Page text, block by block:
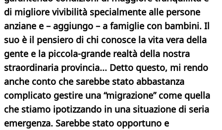
di migliore vivibilità specialmente alle persone
anziane e – aggiungo – a famiglie con bambini. Il
suo è il pensiero di chi conosce la vita vera della
gente e la piccola-grande realtà della nostra
straordinaria provincia... Detto questo, mi rendo
anche conto che sarebbe stato abbastanza
complicato gestire una “migrazione” come quella
che stiamo ipotizzando in una situazione di seria
emergenza. Sarebbe stato opportuno e